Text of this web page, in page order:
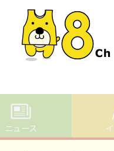
ニュース